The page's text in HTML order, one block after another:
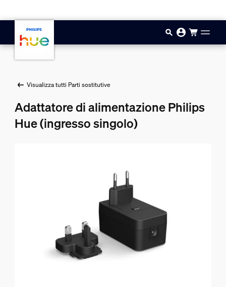
Visualizza tutti Parti sostitutive
Adattatore di alimentazione Philips
Hue (ingresso singolo)